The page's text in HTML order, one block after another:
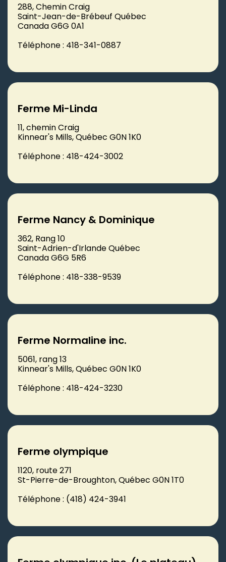
288, Chemin Craig
Saint-Jean-de-Brébeuf Québec
Canada G6G 0A1
Téléphone : 418-341-0887
Ferme Mi-Linda
11, chemin Craig
Kinnear's Mills, Québec G0N 1K0
Téléphone : 418-424-3002
Ferme Nancy & Dominique
362, Rang 10
Saint-Adrien-d'Irlande Québec
Canada G6G 5R6
Téléphone : 418-338-9539
Ferme Normaline inc.
5061, rang 13
Kinnear's Mills, Québec G0N 1K0
Téléphone : 418-424-3230
Ferme olympique
1120, route 271
St-Pierre-de-Broughton, Québec G0N 1T0
Téléphone : (418) 424-3941